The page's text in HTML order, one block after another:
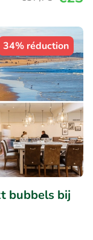
34% réduction
bubbels bij